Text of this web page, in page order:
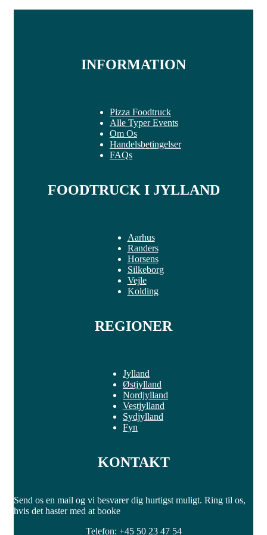
INFORMATION
Pizza Foodtruck
Alle Typer Events
Om Os
Handelsbetingelser
FAQs
FOODTRUCK I JYLLAND
Aarhus
Randers
Horsens
Silkeborg
Vejle
Kolding
REGIONER
Jylland
Østjylland
Nordjylland
Vestjylland
Sydjylland
Fyn
KONTAKT
Send os en mail og vi besvarer dig hurtigst muligt. Ring til os,
hvis det haster med at booke
Telefon: +45 50 23 47 54